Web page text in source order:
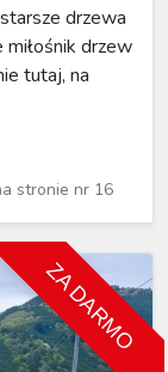
drzewa
miłośnik drzew
tutaj, na
stronie nr 16
ZA DARMO